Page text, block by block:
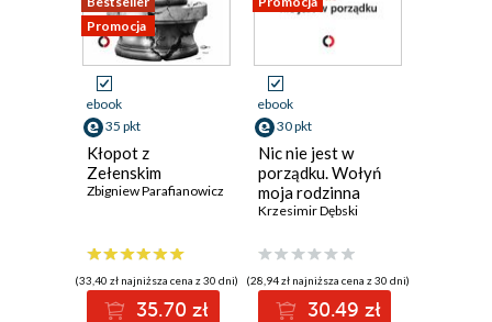
Promocja
ebook
35 pkt
Kłopot z
Zełenskim
Zbigniew Parafianowicz
(33,40 zł najniższa cena z 30 dni)
35.70 zł
ebook
30 pkt
Nic nie jest w
porządku. Wołyń
moja rodzinna
historia
Krzesimir Dębski
(28,94 zł najniższa cena z 30 dni)
30.49 zł